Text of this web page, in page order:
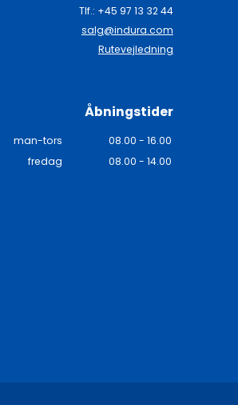
Tlf.: +45 97 13 32 44
salg@indura.com
Rutevejledning
Åbningstider
man-tors
08.00 - 16.00
fredag
08.00 - 14.00